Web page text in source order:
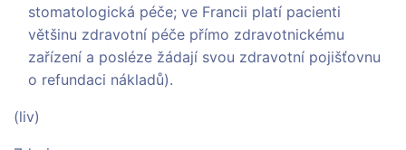
stomatologická péče; ve Francii platí pacienti
většinu zdravotní péče přímo zdravotnickému
zařízení a posléze žádají svou zdravotní pojišťovnu
o refundaci nákladů).
(liv)